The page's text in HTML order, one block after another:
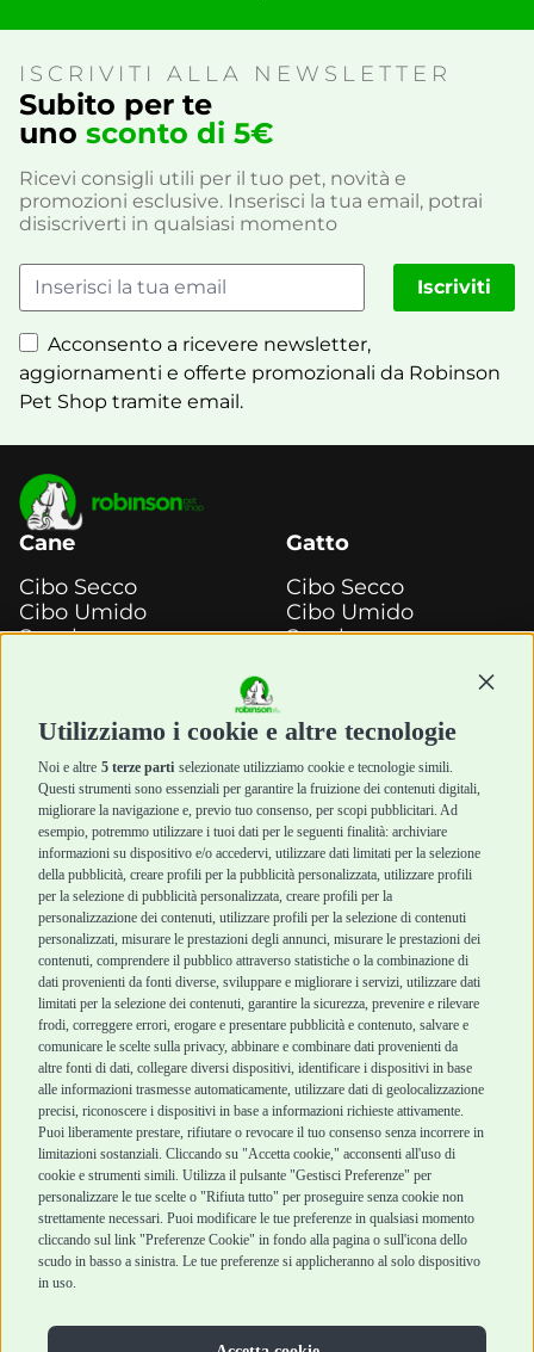
Utilizziamo i cookie e altre tecnologie
Noi e altre 5 terze parti selezionate utilizziamo cookie e tecnologie simili.
Questi strumenti sono essenziali per garantire la fruizione dei contenuti digitali,
migliorare la navigazione e, previo tuo consenso, per scopi pubblicitari. Ad
esempio, potremmo utilizzare i tuoi dati per le seguenti finalità: archiviare
informazioni su dispositivo e/o accedervi, utilizzare dati limitati per la selezione
della pubblicità, creare profili per la pubblicità personalizzata, utilizzare profili
per la selezione di pubblicità personalizzata, creare profili per la
personalizzazione dei contenuti, utilizzare profili per la selezione di contenuti
personalizzati, misurare le prestazioni degli annunci, misurare le prestazioni dei
contenuti, comprendere il pubblico attraverso statistiche o la combinazione di
dati provenienti da fonti diverse, sviluppare e migliorare i servizi, utilizzare dati
limitati per la selezione dei contenuti, garantire la sicurezza, prevenire e rilevare
frodi, correggere errori, erogare e presentare pubblicità e contenuto, salvare e
comunicare le scelte sulla privacy, abbinare e combinare dati provenienti da
altre fonti di dati, collegare diversi dispositivi, identificare i dispositivi in base
alle informazioni trasmesse automaticamente, utilizzare dati di geolocalizzazione
precisi, riconoscere i dispositivi in base a informazioni richieste attivamente.
Puoi liberamente prestare, rifiutare o revocare il tuo consenso senza incorrere in
limitazioni sostanziali. Cliccando su "Accetta cookie," acconsenti all'uso di
cookie e strumenti simili. Utilizza il pulsante "Gestisci Preferenze" per
personalizzare le tue scelte o "Rifiuta tutto" per proseguire senza cookie non
strettamente necessari. Puoi modificare le tue preferenze in qualsiasi momento
cliccando sul link "Preferenze Cookie" in fondo alla pagina o sull'icona dello
scudo in basso a sinistra. Le tue preferenze si applicheranno al solo dispositivo
in uso.
ISCRIVITI ALLA NEWSLETTER
Subito per te
uno sconto di 5€
Ricevi consigli utili per il tuo pet, novità e
promozioni esclusive. Inserisci la tua email, potrai
disiscriverti in qualsiasi momento
Acconsento a ricevere newsletter,
aggiornamenti e offerte promozionali da Robinson
Pet Shop tramite email.
Iscriviti
Cane
Cibo Secco
Cibo Umido
Snack e
Igiene e Pulizia
Accessori
Cani Mini
Top Quality
Gatto
Cibo Secco
Cibo Umido
Snack e
Igiene e Pulizia
Accessori
Top Quality
Robinson Pet Shop
Chi siamo
Punti vendita
Marchi
Blog
Assistenza Robinson
Pet Shop
Offerte
Promozioni
Recensioni Feedaty
Acquisti sicuri
Termini e condizioni
di vendita
Cashback
Metodi di
pagamento
Recesso e Reso
Spedizioni
Robinson Pet Shop S.r.l.
Via V. Giovanni Schiaparelli, 21 – 47122 Forlì (FC)
P.iva 04095130409 | REA: FO 329541
info@robinsonpetshop.it | Tel. 0543 096850
Copyright © 2025 Robinsonpetshop.it s.r.l. – Tutti i diritti